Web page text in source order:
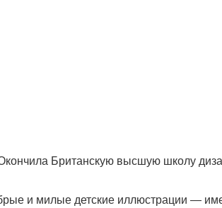
Британскую высшую школу
и милые детские иллюстрации —